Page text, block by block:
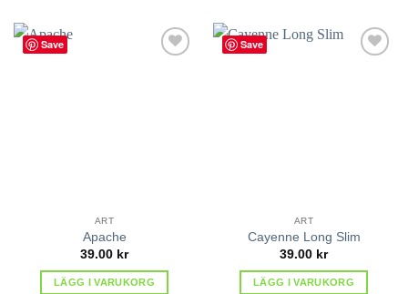
Save
ART
Apache
39.00 kr
LÄGG I VARUKORG
Save
ART
Cayenne Long Slim
39.00 kr
LÄGG I VARUKORG